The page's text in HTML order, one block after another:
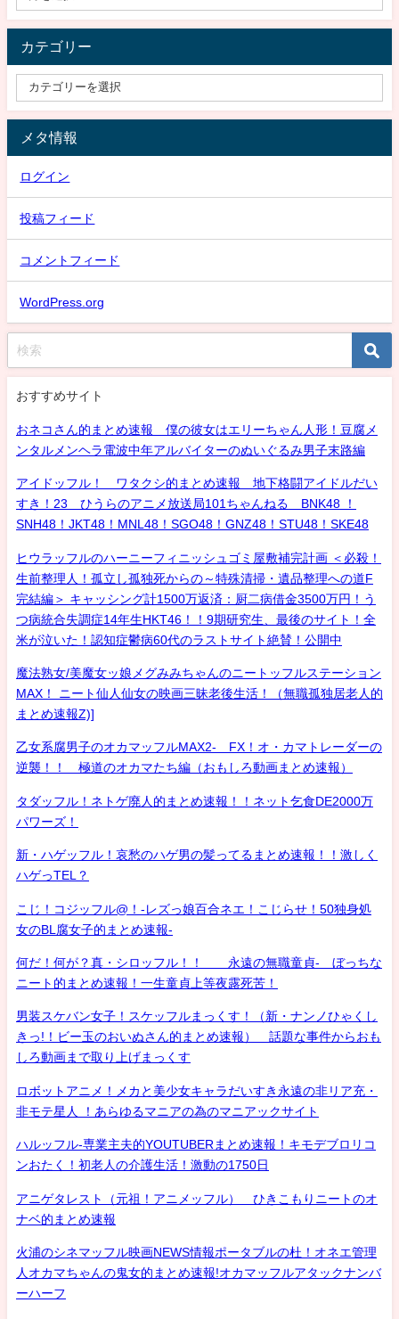
カテゴリー
メタ情報
ログイン
投稿フィード
コメントフィード
WordPress.org
おすすめサイト
おネコさん的まとめ速報 僕の彼女はエリーちゃん人形！豆腐メ
ンタルメンヘラ電波中年アルバイターのぬいぐるみ男子末路編
アイドッフル！ ワタクシ的まとめ速報 地下格闘アイドルだい
すき！23 ひうらのアニメ放送局101ちゃんねる BNK48 ！
SNH48！JKT48！MNL48！SGO48！GNZ48！STU48！SKE48
ヒウラッフルのハーニーフィニッシュゴミ屋敷補完計画 ＜必殺！
生前整理人！孤立し孤独死からの～特殊清掃・遺品整理への道F
完結編＞ キャッシング計1500万返済：厨二病借金3500万円！う
つ病統合失調症14年生HKT46！！9期研究生、最後のサイト！全
米が泣いた！認知症鬱病60代のラストサイト絶賛！公開中
魔法熟女/美魔女ッ娘メグみみちゃんのニートッフルステーション
MAX！ ニート仙人仙女の映画三昧老後生活！（無職孤独居老人的
まとめ速報Z)]
乙女系腐男子のオカマッフルMAX2- FX！オ・カマトレーダーの
逆襲！！ 極道のオカマたち編（おもしろ動画まとめ速報）
タダッフル！ネトゲ廃人的まとめ速報！！ネット乞食DE2000万
パワーズ！
新・ハゲッフル！哀愁のハゲ男の髪ってるまとめ速報！！激しく
ハゲっTEL？
こじ！コジッフル@！-レズっ娘百合ネエ！こじらせ！50独身処
女のBL腐女子的まとめ速報-
何だ！何が？真・シロッフル！！ 永遠の無職童貞- ぼっちな
ニート的まとめ速報！一生童貞上等夜露死苦！
男装スケバン女子！スケッフルまっくす！（新・ナンノひゃくし
きっ!！ビー玉のおいぬさん的まとめ速報） 話題な事件からおも
しろ動画まで取り上げまっくす
ロボットアニメ！メカと美少女キャラだいすき永遠の非リア充・
非モテ星人 ！あらゆるマニアの為のマニアックサイト
ハルッフル-専業主夫的YOUTUBERまとめ速報！キモデブロリコ
ンおたく！初老人の介護生活！激動の1750日
アニゲタレスト（元祖！アニメッフル） ひきこもりニートのオ
ナベ的まとめ速報
火浦のシネマッフル映画NEWS情報ポータブルの杜！オネエ管理
人オカマちゃんの鬼女的まとめ速報!オカマッフルアタックナンバ
ーハーフ